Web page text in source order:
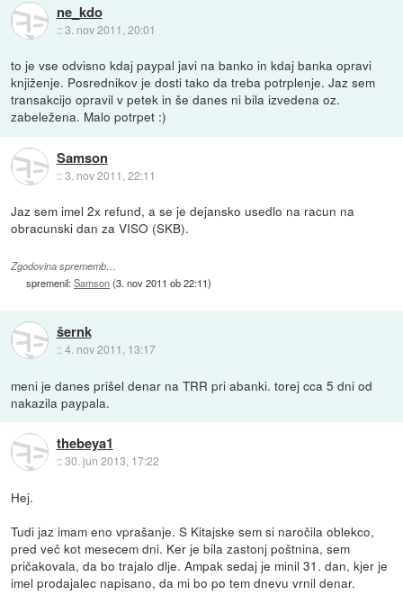
ne_kdo
::3. nov 2011, 20:01
to je vse odvisno kdaj paypal javi na banko in kdaj banka opravi
knjiženje. Posrednikov je dosti tako da treba potrplenje. Jaz sem
transakcijo opravil v petek in še danes ni bila izvedena oz.
zabeležena. Malo potrpet :)
Samson
::3. nov 2011, 22:11
Jaz sem imel 2x refund, a se je dejansko usedlo na racun na
obracunski dan za VISO (SKB).
Zgodovina sprememb…
spremenil:Samson(3. nov 2011 ob 22:11)
šernk
::4. nov 2011, 13:17
meni je danes prišel denar na TRR pri abanki. torej cca 5 dni od
nakazila paypala.
thebeya1
::30. jun 2013, 17:22
Hej.
Tudi jaz imam eno vprašanje. S Kitajske sem si naročila oblekco,
pred več kot mesecem dni. Ker je bila zastonj poštnina, sem
pričakovala, da bo trajalo dlje. Ampak sedaj je minil 31. dan, kjer je
imel prodajalec napisano, da mi bo po tem dnevu vrnil denar.